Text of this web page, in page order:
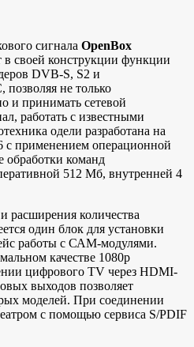
сигнала OpenBox
в своей конструкции функции
DVB-S, S2 и
не только
и принимать сетевой
работать с известными
одели разработана на
с применением операционной
обработки команд
512 Мб, внутренней 4
расширения количества
один блок для установки
работы с САМ-модулями.
качестве 1080р
цифрового TV через HDMI-
выходов позволяет
моделей. При соединении
с помощью сервиса S/PDIF